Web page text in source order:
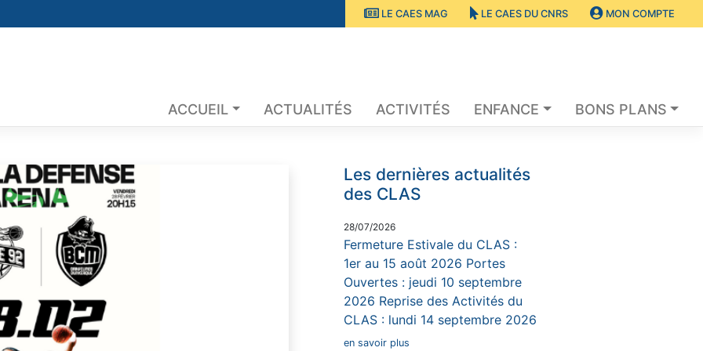
LE CAES MAG LE CAES DU CNRS MON COMPTE
ACCUEIL ACTUALITÉS ACTIVITÉS ENFANCE BONS PLANS
Les dernières actualités
des CLAS
28/07/2026
Fermeture Estivale du CLAS :
1er au 15 août 2026 Portes
Ouvertes : jeudi 10 septembre
2026 Reprise des Activités du
CLAS : lundi 14 septembre 2026
en savoir plus